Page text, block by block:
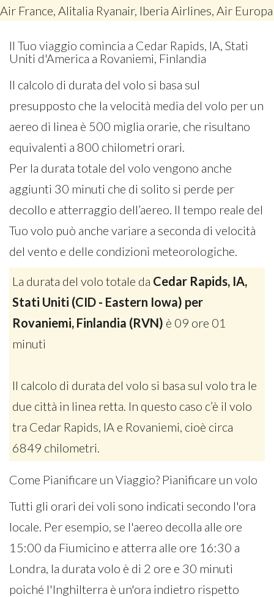
Air France, Alitalia Ryanair, Iberia Airlines, Air Europa
Il Tuo viaggio comincia a Cedar Rapids, IA, Stati
Uniti d'America a Rovaniemi, Finlandia
Il calcolo di durata del volo si basa sul
presupposto che la velocità media del volo per un
aereo di linea è 500 miglia orarie, che risultano
equivalenti a 800 chilometri orari.
Per la durata totale del volo vengono anche
aggiunti 30 minuti che di solito si perde per
decollo e atterraggio dell’aereo. Il tempo reale del
Tuo volo può anche variare a seconda di velocità
del vento e delle condizioni meteorologiche.
La durata del volo totale da Cedar Rapids, IA,
Stati Uniti (CID - Eastern Iowa) per
Rovaniemi, Finlandia (RVN) è 09 ore 01
minuti
Il calcolo di durata del volo si basa sul volo tra le
due città in linea retta. In questo caso c’è il volo
tra Cedar Rapids, IA e Rovaniemi, cioè circa
6849 chilometri.
Come Pianificare un Viaggio? Pianificare un volo
Tutti gli orari dei voli sono indicati secondo l'ora
locale. Per esempio, se l'aereo decolla alle ore
15:00 da Fiumicino e atterra alle ore 16:30 a
Londra, la durata volo è di 2 ore e 30 minuti
poiché l'Inghilterra è un'ora indietro rispetto